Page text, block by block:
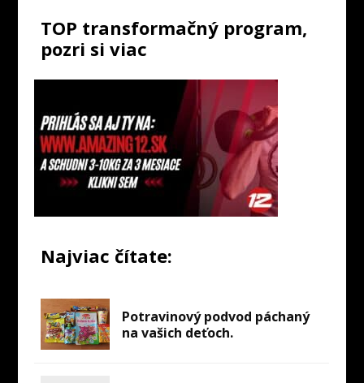
TOP transformačný program,
pozri si viac
Najviac čítate:
Potravinový podvod páchaný
na vašich deťoch.